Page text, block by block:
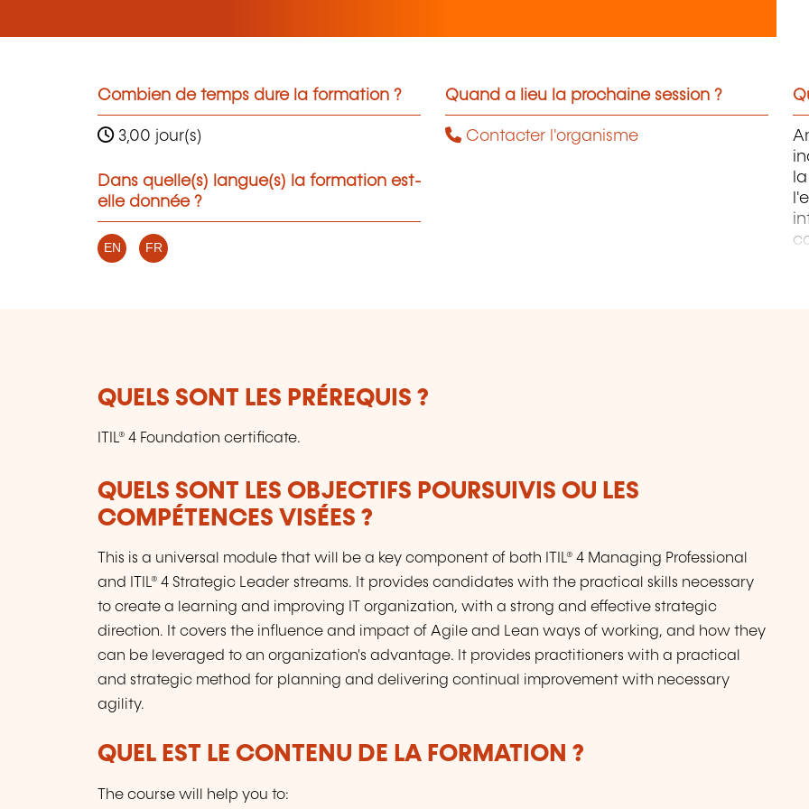
Combien de temps dure la formation ?
3,00 jour(s)
Dans quelle(s) langue(s) la formation est-
elle donnée ?
EN FR
Quand a lieu la prochaine session ?
Contacter l'organisme
QUELS SONT LES PRÉREQUIS ?
ITIL® 4 Foundation certificate.
QUELS SONT LES OBJECTIFS POURSUIVIS OU LES
COMPÉTENCES VISÉES ?
This is a universal module that will be a key component of both ITIL® 4 Managing Professional
and ITIL® 4 Strategic Leader streams. It provides candidates with the practical skills necessary
to create a learning and improving IT organization, with a strong and effective strategic
direction. It covers the influence and impact of Agile and Lean ways of working, and how they
can be leveraged to an organization's advantage. It provides practitioners with a practical
and strategic method for planning and delivering continual improvement with necessary
agility.
QUEL EST LE CONTENU DE LA FORMATION ?
The course will help you to: